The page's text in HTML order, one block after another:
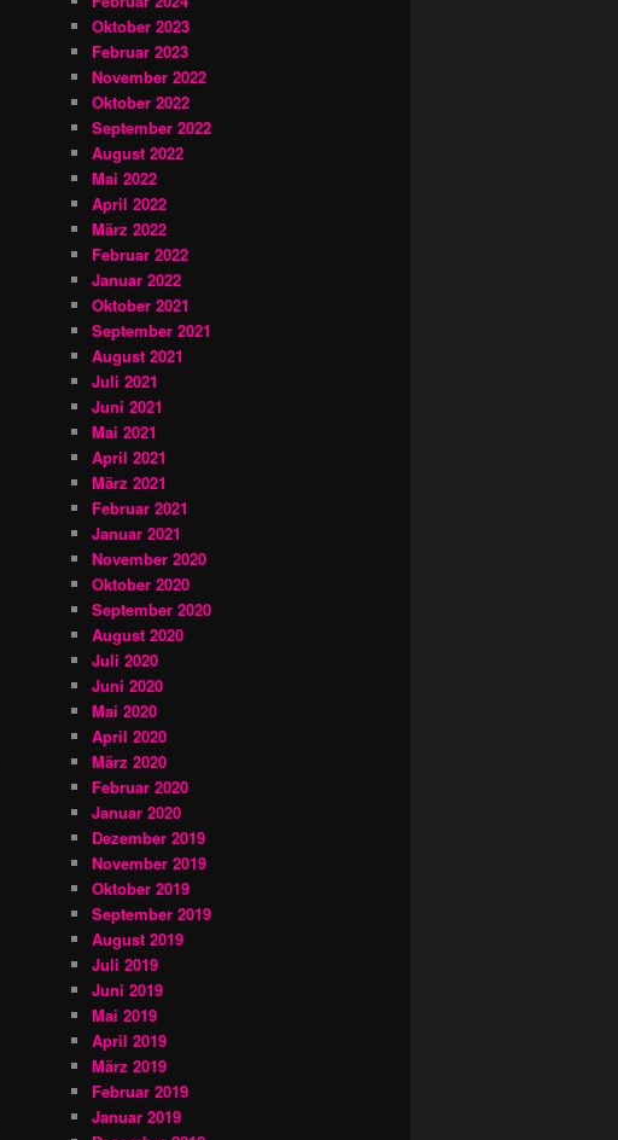
Oktober 2023
Februar 2023
November 2022
Oktober 2022
September 2022
August 2022
Mai 2022
April 2022
März 2022
Februar 2022
Januar 2022
Oktober 2021
September 2021
August 2021
Juli 2021
Juni 2021
Mai 2021
April 2021
März 2021
Februar 2021
Januar 2021
November 2020
Oktober 2020
September 2020
August 2020
Juli 2020
Juni 2020
Mai 2020
April 2020
März 2020
Februar 2020
Januar 2020
Dezember 2019
November 2019
Oktober 2019
September 2019
August 2019
Juli 2019
Juni 2019
Mai 2019
April 2019
März 2019
Februar 2019
Januar 2019